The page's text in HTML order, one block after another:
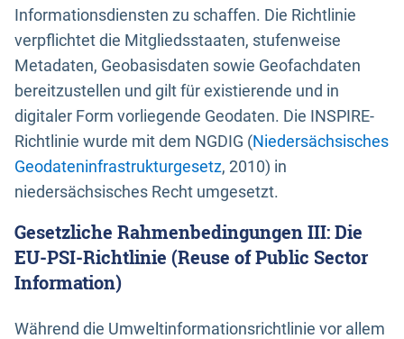
Informationsdiensten zu schaffen. Die Richtlinie
verpflichtet die Mitgliedsstaaten, stufenweise
Metadaten, Geobasisdaten sowie Geofachdaten
bereitzustellen und gilt für existierende und in
digitaler Form vorliegende Geodaten. Die INSPIRE-
Richtlinie wurde mit dem NGDIG (Niedersächsisches
Geodateninfrastrukturgesetz, 2010) in
niedersächsisches Recht umgesetzt.
Gesetzliche Rahmenbedingungen III: Die
EU-PSI-Richtlinie (Reuse of Public Sector
Information)
Während die Umweltinformationsrichtlinie vor allem